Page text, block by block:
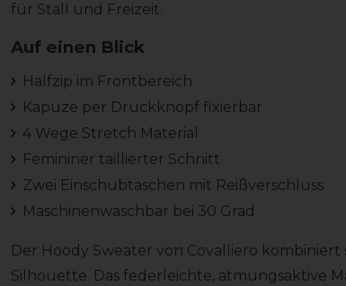
für Stall und Freizeit.
Auf einen Blick
Halfzip im Frontbereich
Kapuze per Druckknopf fixierbar
4 Wege Stretch Material
Femininer taillierter Schnitt
Zwei Einschubtaschen mit Reißverschluss
Maschinenwaschbar bei 30 Grad
Der Hoody Sweater von Covalliero
Silhouette. Das federleichte, atmungsaktive